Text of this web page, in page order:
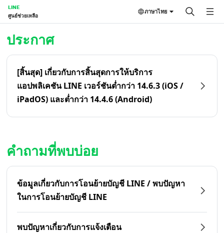
LINE
ศูนย์ช่วยเหลือ
ภาษาไทย
ประกาศ
[สิ้นสุด] เกี่ยวกับการสิ้นสุดการให้บริการ
แอปพลิเคชัน LINE เวอร์ชันต่ำกว่า 14.6.3 (iOS /
iPadOS) และต่ำกว่า 14.4.6 (Android)
คำถามที่พบบ่อย
ข้อมูลเกี่ยวกับการโอนย้ายบัญชี LINE / พบปัญหา
ในการโอนย้ายบัญชี LINE
พบปัญหาเกี่ยวกับการแจ้งเตือน